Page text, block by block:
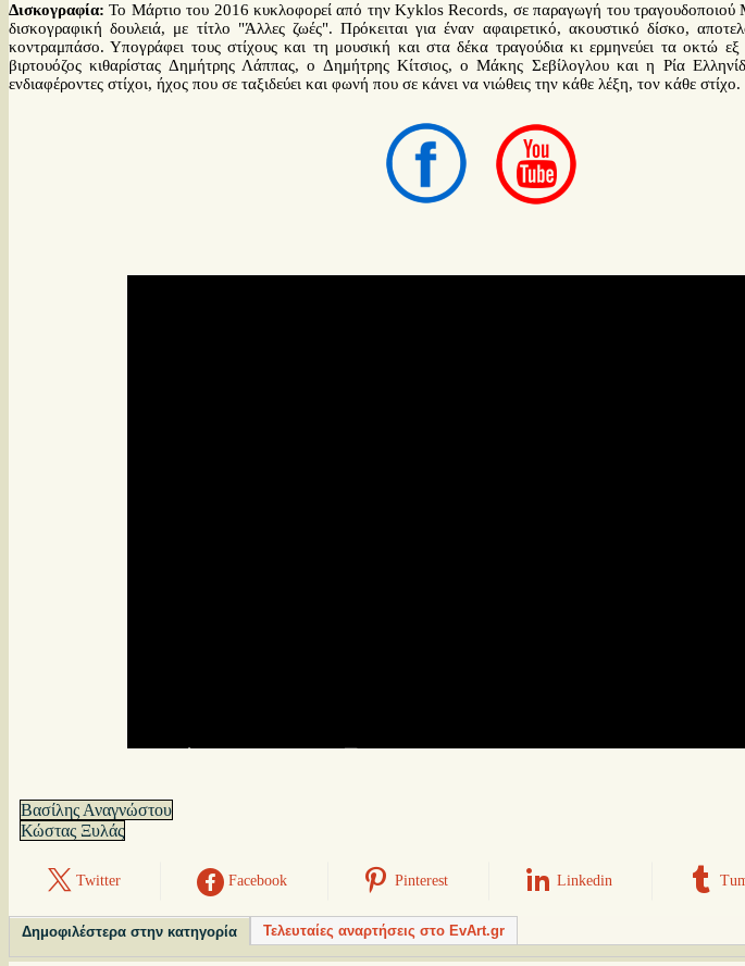
Δισκογραφία: Το Μάρτιο του 2016 κυκλοφορεί από την Kyklos Records, σε παραγωγή του
δισκογραφική δουλειά, με τίτλο "Άλλες ζωές". Πρόκειται για έναν αφαιρετικό, ακουστικό δίσκο,
κοντραμπάσο. Υπογράφει τους στίχους και τη μουσική και στα δέκα τραγούδια κι ερμηνεύει τα οκτώ
βιρτουόζος κιθαρίστας Δημήτρης Λάππας, ο Δημήτρης Κίτσιος, ο Μάκης Σεβίλογλου και η Ρία
ενδιαφέροντες στίχοι, ήχος που σε ταξιδεύει και φωνή που σε κάνει να νιώθεις την κάθε λέξη, τον κάθε στίχο.
Βασίλης Αναγνώστου
Κώστας Ξυλάς
Twitter Facebook Pinterest Linkedin
Δημοφιλέστερα στην κατηγορία Τελευταίες αναρτήσεις στο EvArt.gr